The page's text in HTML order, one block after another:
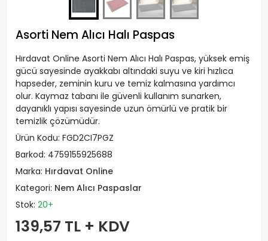
Asorti Nem Alıcı Halı Paspas
Hırdavat Online Asorti Nem Alıcı Halı Paspas, yüksek emiş
gücü sayesinde ayakkabı altındaki suyu ve kiri hızlıca
hapseder, zeminin kuru ve temiz kalmasına yardımcı
olur. Kaymaz tabanı ile güvenli kullanım sunarken,
dayanıklı yapısı sayesinde uzun ömürlü ve pratik bir
temizlik çözümüdür.
Ürün Kodu: FGD2CI7PGZ
Barkod: 4759155925688
Marka: Hırdavat Online
Kategori: Nem Alıcı Paspaslar
Stok: 20+
139,57 TL + KDV